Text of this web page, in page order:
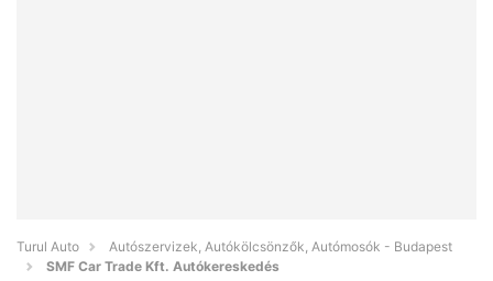
Turul Auto
Autószervizek, Autókölcsönzők, Autómosók - Budapest
SMF Car Trade Kft. Autókereskedés